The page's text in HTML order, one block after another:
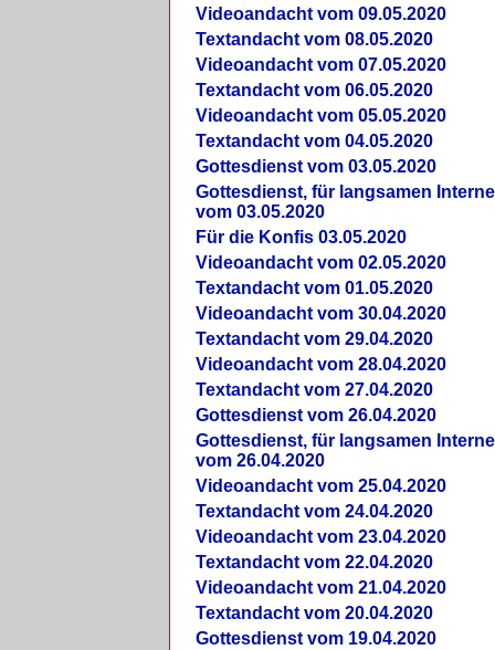
Videoandacht vom 09.05.2020
Textandacht vom 08.05.2020
Videoandacht vom 07.05.2020
Textandacht vom 06.05.2020
Videoandacht vom 05.05.2020
Textandacht vom 04.05.2020
Gottesdienst vom 03.05.2020
Gottesdienst, für langsamen
vom 03.05.2020
Für die Konfis 03.05.2020
Videoandacht vom 02.05.2020
Textandacht vom 01.05.2020
Videoandacht vom 30.04.2020
Textandacht vom 29.04.2020
Videoandacht vom 28.04.2020
Textandacht vom 27.04.2020
Gottesdienst vom 26.04.2020
Gottesdienst, für langsamen
vom 26.04.2020
Videoandacht vom 25.04.2020
Textandacht vom 24.04.2020
Videoandacht vom 23.04.2020
Textandacht vom 22.04.2020
Videoandacht vom 21.04.2020
Textandacht vom 20.04.2020
Gottesdienst vom 19.04.2020